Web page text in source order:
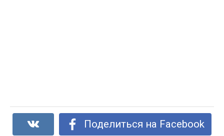
Поделиться на Facebook